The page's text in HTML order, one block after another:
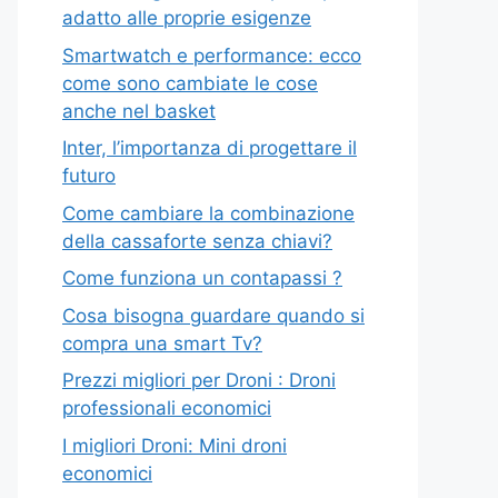
adatto alle proprie esigenze
Smartwatch e performance: ecco
come sono cambiate le cose
anche nel basket
Inter, l’importanza di progettare il
futuro
Come cambiare la combinazione
della cassaforte senza chiavi?
Come funziona un contapassi ?
Cosa bisogna guardare quando si
compra una smart Tv?
Prezzi migliori per Droni : Droni
professionali economici
I migliori Droni: Mini droni
economici